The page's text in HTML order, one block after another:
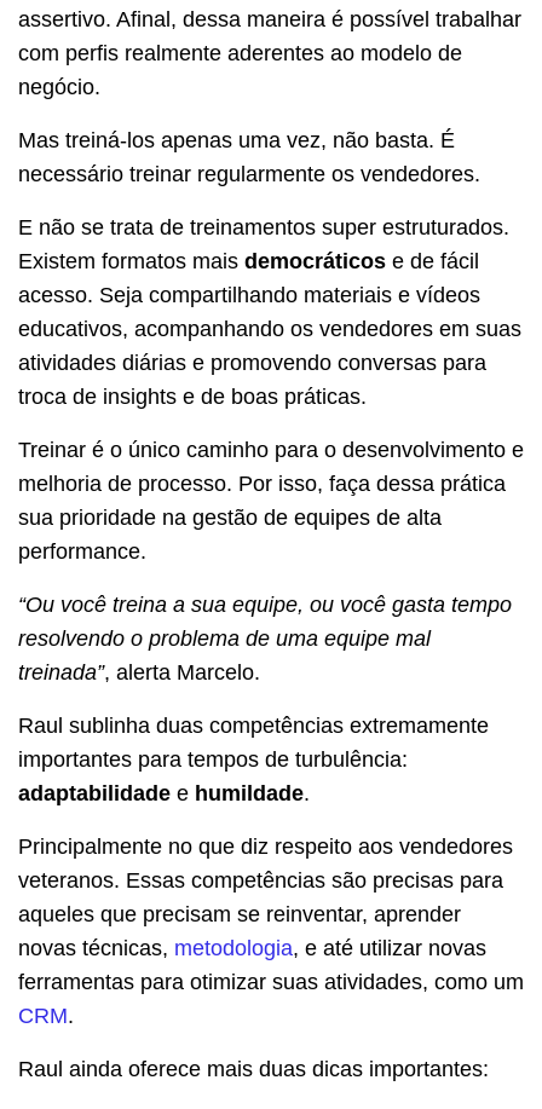
assertivo. Afinal, dessa maneira é possível trabalhar
com perfis realmente aderentes ao modelo de
negócio.
Mas treiná-los apenas uma vez, não basta. É
necessário treinar regularmente os vendedores.
E não se trata de treinamentos super estruturados.
Existem formatos mais democráticos e de fácil
acesso. Seja compartilhando materiais e vídeos
educativos, acompanhando os vendedores em suas
atividades diárias e promovendo conversas para
troca de insights e de boas práticas.
Treinar é o único caminho para o desenvolvimento e
melhoria de processo. Por isso, faça dessa prática
sua prioridade na gestão de equipes de alta
performance.
“Ou você treina a sua equipe, ou você gasta tempo
resolvendo o problema de uma equipe mal
treinada”, alerta Marcelo.
Raul sublinha duas competências extremamente
importantes para tempos de turbulência:
adaptabilidade e humildade.
Principalmente no que diz respeito aos vendedores
veteranos. Essas competências são precisas para
aqueles que precisam se reinventar, aprender
novas técnicas, metodologia, e até utilizar novas
ferramentas para otimizar suas atividades, como um
CRM.
Raul ainda oferece mais duas dicas importantes: